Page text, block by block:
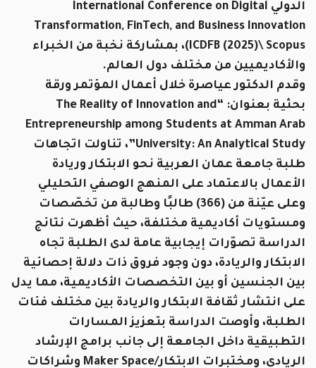
الدولي International Conference on Digital
Transformation, FinTech, and Business Innovation
(ICDFB (2025)\ Scopus، بمشاركة نخبة من الخبراء
والأكاديميين من مختلف دول العالم.
وقدم الدكتور عياصرة خلال أعمال المؤتمر ورقة
بحثية بعنوان: “The Reality of Innovation and
Entrepreneurship among Students at Amman Arab
University: An Analytical Study”، تناولت اتجاهات
طلبة جامعة عمان العربية نحو الابتكار وريادة
الأعمال بالاعتماد على المنهج الوصفي التحليلي
وعلى عيّنة من (366) طالبًا وطالبة من تخصّصات
ومستويات أكاديمية مختلفة، حيث أظهرت نتائج
الدراسة تصوّرات إيجابية عامة لدى الطلبة تجاه
الابتكار والريادة، دون وجود فروق ذات دلالة إحصائية
بين الجنسين أو بين التخصصات الأكاديمية، مما يدل
على انتشار ثقافة الابتكار والريادة بين مختلف فئات
الطلبة، وأوصت الدراسة بتعزيز المسارات
التطبيقية داخل الجامعة إلى جانب برامج الإرشاد
الريادي، ومختبرات الابتكار/Maker Space وشراكات